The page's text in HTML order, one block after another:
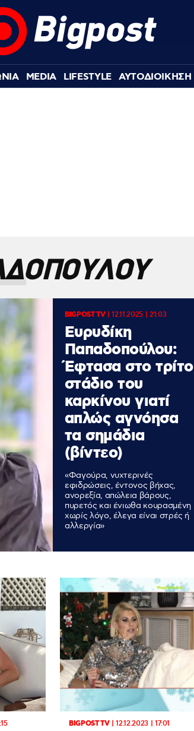
MEDIA LIFESTYLE ΑΥΤΟΔΙΟΙΚΗΣΗ
BIGPOST TV|12.11.2025 | 21:03
Ευρυδίκη
Παπαδοπούλου:
Έφτασα στο τρίτο
στάδιο του
καρκίνου γιατί
απλώς αγνόησα
τα σημάδια
(βίντεο)
«Φαγούρα, νυχτερινές
εφιδρώσεις, έντονος βήχας,
ανορεξία, απώλεια βάρους,
πυρετός και ένιωθα κουρασμένη
χωρίς λόγο, έλεγα είναι στρές ή
αλλεργία»
BIGPOST TV|12.12.2023 | 17:01